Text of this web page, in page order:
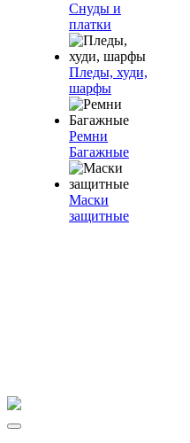
Снуды и
платки
Пледы, худи,
шарфы
Ремни
Багажные
Маски
защитные